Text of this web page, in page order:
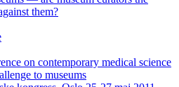
them?
on contemporary medical science
to museums